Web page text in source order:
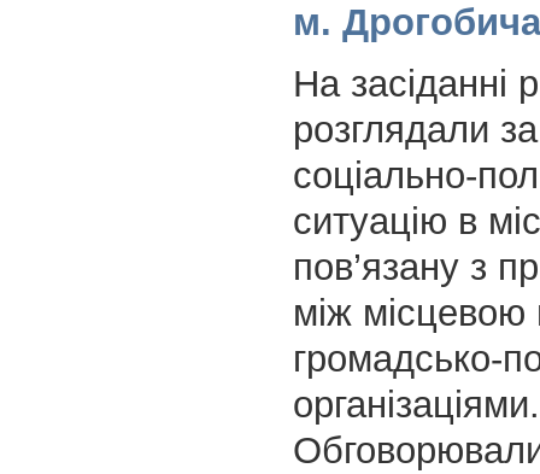
м. Дрогобича
На засіданні
розглядали
соціально-
ситуацію в
пов’язану з
між
громадсько-
організаціями.